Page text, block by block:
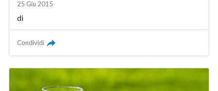
25 Giu 2015
di
Condividi